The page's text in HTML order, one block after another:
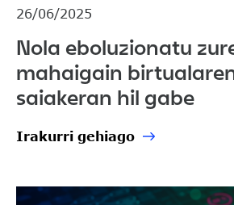
26/06/2025
Nola eboluzionatu
mahaigain
saiakeran hil gabe
Irakurri gehiago